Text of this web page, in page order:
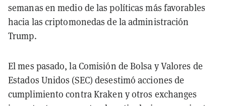
semanas en medio de las políticas más favorables
hacia las criptomonedas de la administración
Trump.
El mes pasado, la Comisión de Bolsa y Valores de
Estados Unidos (SEC) desestimó acciones de
cumplimiento contra Kraken y otros exchanges